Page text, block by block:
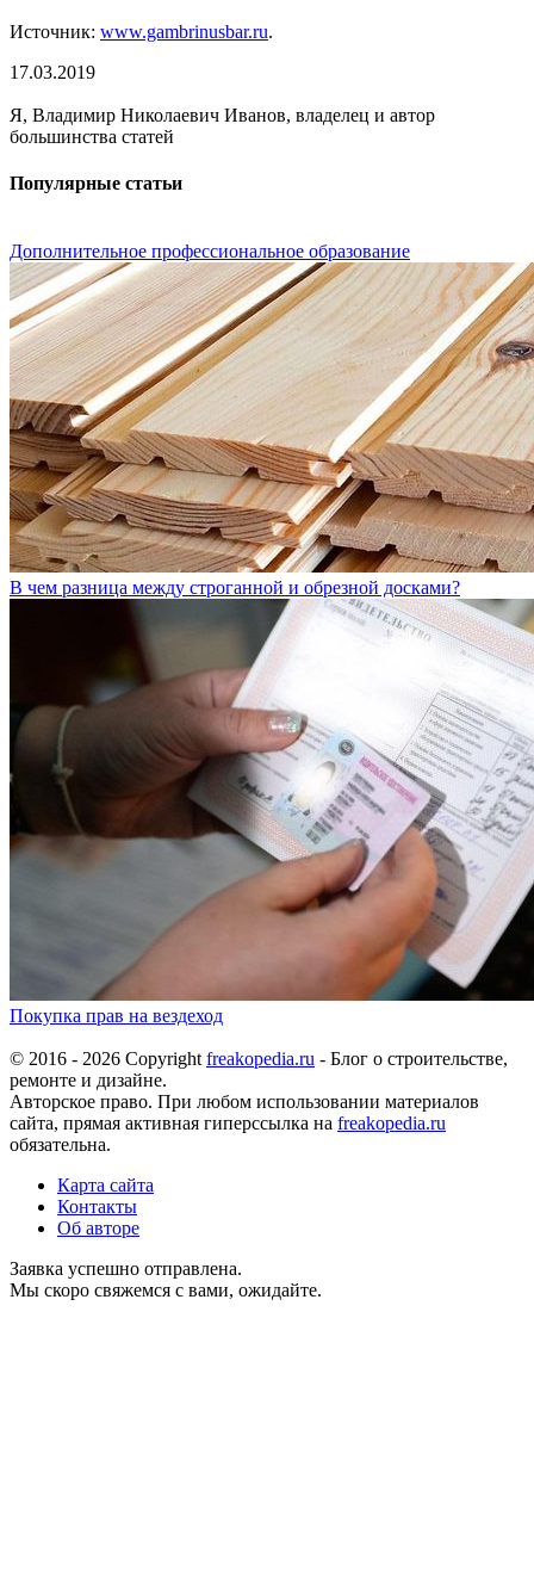
Источник: www.gambrinusbar.ru.
17.03.2019
Я, Владимир Николаевич Иванов, владелец и автор
большинства статей
Популярные статьи
Дополнительное профессиональное образование
В чем разница между строганной и обрезной досками?
Покупка прав на вездеход
© 2016 - 2026 Copyright freakopedia.ru - Блог о строительстве,
ремонте и дизайне.
Авторское право. При любом использовании материалов
сайта, прямая активная гиперссылка на freakopedia.ru
обязательна.
Карта сайта
Контакты
Об авторе
Заявка успешно отправлена.
Мы скоро свяжемся с вами, ожидайте.